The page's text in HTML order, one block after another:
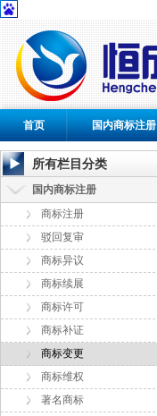
首页 国内商标注册
所有栏目分类
国内商标注册
商标注册
驳回复审
商标异议
商标续展
商标许可
商标补证
商标变更
商标维权
著名商标